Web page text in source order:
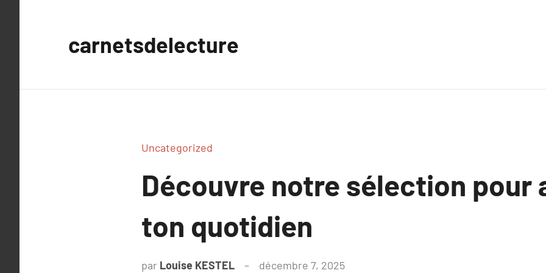
carnetsdelecture
Uncategorized
Découvre notre sélection pour
ton quotidien
par Louise KESTEL décembre 7, 2025